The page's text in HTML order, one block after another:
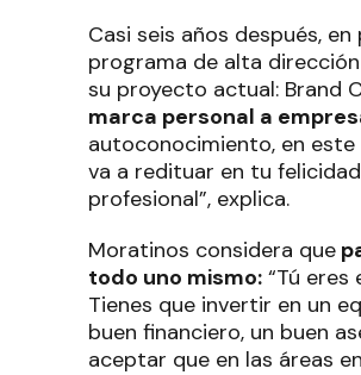
Casi seis años después,
programa de alta
su proyecto actual: Brand
marca personal a
autoconocimiento, en
va a redituar en tu
profesional”, explica.
Moratinos considera que
todo uno mismo:“Tú eres
Tienes que invertir en un
buen financiero, un buen
aceptar que en las áreas